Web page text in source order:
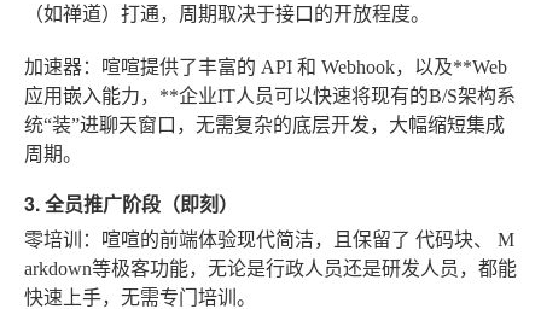
（如禅道）打通，周期取决于接口的开放程度。
加速器：喧喧提供了丰富的 API 和 Webhook，以及**Web
应用嵌入能力，**企业IT人员可以快速将现有的B/S架构系
统“装”进聊天窗口，无需复杂的底层开发，大幅缩短集成
周期。
3. 全员推广阶段（即刻）
零培训 ：喧喧的前端体验现代简洁，且保留了 代码块、 M
arkdown等极客功能，无论是行政人员还是研发人员，都能
快速上手，无需专门培训。